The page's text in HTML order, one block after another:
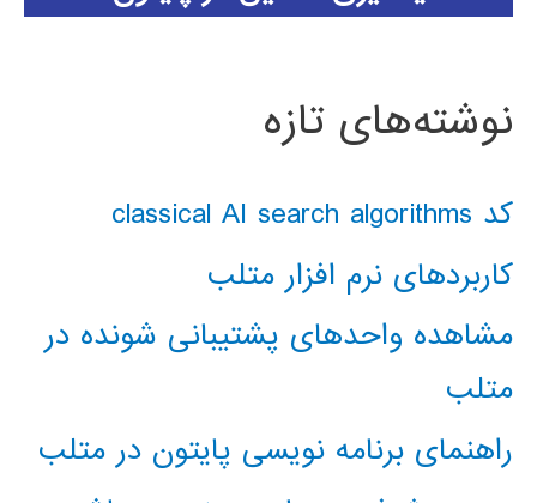
نوشته‌های تازه
کد classical AI search algorithms
کاربردهای نرم افزار متلب
مشاهده واحدهای پشتیبانی شونده در
متلب
راهنمای برنامه نویسی پایتون در متلب